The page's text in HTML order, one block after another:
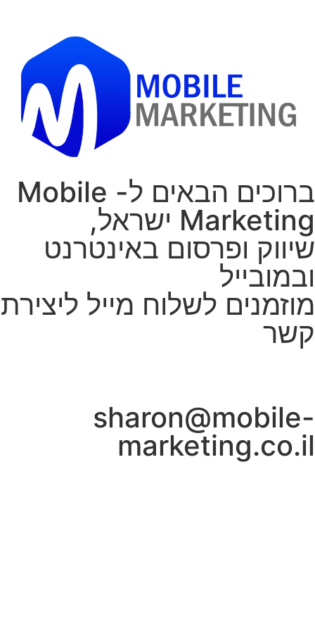
ברוכים הבאים ל- Mobile
Marketing ישראל,
שיווק ופרסום באינטרנט
ובמובייל
מוזמנים לשלוח מייל ליצירת
קשר
sharon@mobile-
marketing.co.il